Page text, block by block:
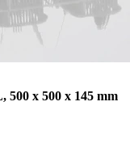
500 x 500 x 145 mm